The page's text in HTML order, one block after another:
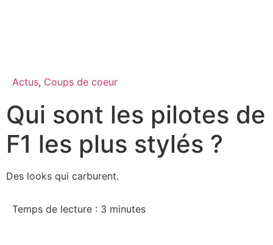
Actus, Coups de coeur
Qui sont les pilotes de
F1 les plus stylés ?
Des looks qui carburent.
Temps de lecture : 3 minutes